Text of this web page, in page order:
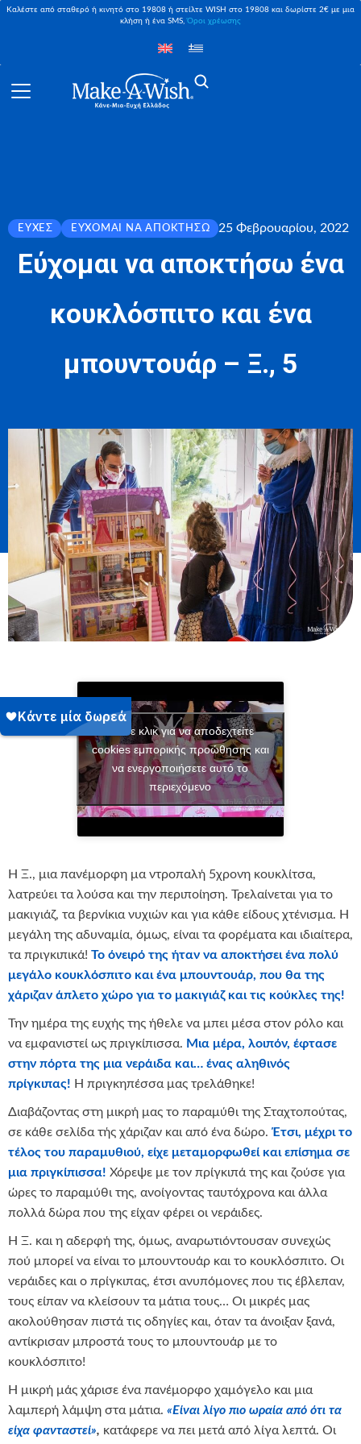
Καλέστε από σταθερό ή κινητό στο 19808 ή στείλτε WISH στο 19808 και δωρίστε 2€ με μια
κλήση ή ένα SMS,Όροι χρέωσης
ΕΥΧΈΣ ΕΎΧΟΜΑΙ ΝΑ ΑΠΟΚΤΉΣΩ 25 Φεβρουαρίου, 2022
Εύχομαι να αποκτήσω ένα
κουκλόσπιτο και ένα
μπουντουάρ – Ξ., 5
Κάντε κλικ για να αποδεχτείτε
cookies εμπορικής προώθησης και
να ενεργοποιήσετε αυτό το
περιεχόμενο
Η Ξ., μια πανέμορφη μα ντροπαλή 5χρονη κουκλίτσα,
λατρεύει τα λούσα και την περιποίηση. Τρελαίνεται για το
μακιγιάζ, τα βερνίκια νυχιών και για κάθε είδους χτένισμα. Η
μεγάλη της αδυναμία, όμως, είναι τα φορέματα και ιδιαίτερα,
τα πριγκιπικά! Το όνειρό της ήταν να αποκτήσει ένα πολύ
μεγάλο κουκλόσπιτο και ένα μπουντουάρ, που θα της
χάριζαν άπλετο χώρο για το μακιγιάζ και τις κούκλες της!
Την ημέρα της ευχής της ήθελε να μπει μέσα στον ρόλο και
να εμφανιστεί ως πριγκίπισσα. Μια μέρα, λοιπόν, έφτασε
στην πόρτα της μια νεράιδα και… ένας αληθινός
πρίγκιπας! Η πριγκηπέσσα μας τρελάθηκε!
Διαβάζοντας στη μικρή μας το παραμύθι της Σταχτοπούτας,
σε κάθε σελίδα τής χάριζαν και από ένα δώρο. Έτσι, μέχρι το
τέλος του παραμυθιού, είχε μεταμορφωθεί και επίσημα σε
μια πριγκίπισσα! Χόρεψε με τον πρίγκιπά της και ζούσε για
ώρες το παραμύθι της, ανοίγοντας ταυτόχρονα και άλλα
πολλά δώρα που της είχαν φέρει οι νεράιδες.
Η Ξ. και η αδερφή της, όμως, αναρωτιόντουσαν συνεχώς
πού μπορεί να είναι το μπουντουάρ και το κουκλόσπιτο. Οι
νεράιδες και ο πρίγκιπας, έτσι ανυπόμονες που τις έβλεπαν,
τους είπαν να κλείσουν τα μάτια τους… Οι μικρές μας
ακολούθησαν πιστά τις οδηγίες και, όταν τα άνοιξαν ξανά,
αντίκρισαν μπροστά τους το μπουντουάρ με το
κουκλόσπιτο!
Η μικρή μάς χάρισε ένα πανέμορφο χαμόγελο και μια
λαμπερή λάμψη στα μάτια. «Είναι λίγο πιο ωραία από ότι τα
είχα φανταστεί», κατάφερε να πει μετά από λίγα λεπτά. Οι